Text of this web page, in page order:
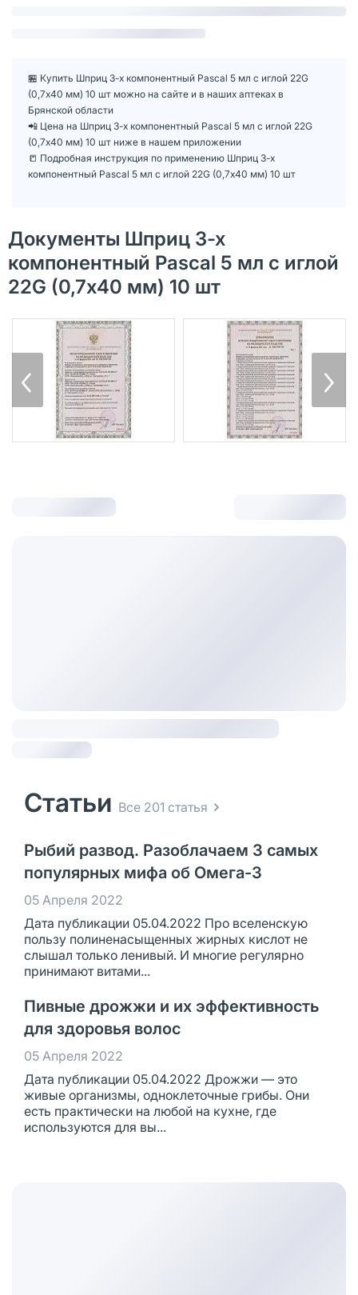
🏪 Купить Шприц 3-х компонентный Pascal 5 мл с иглой 22G
(0,7х40 мм) 10 шт можно на сайте и в наших аптеках в
Брянской области
📲 Цена на Шприц 3-х компонентный Pascal 5 мл с иглой 22G
(0,7х40 мм) 10 шт ниже в нашем приложении
📒 Подробная инструкция по применению Шприц 3-х
компонентный Pascal 5 мл с иглой 22G (0,7х40 мм) 10 шт
Документы Шприц 3-х
компонентный Pascal 5 мл с иглой
22G (0,7х40 мм) 10 шт
Статьи Все 201 статья
Рыбий развод. Разоблачаем 3 самых
популярных мифа об Омега-3
05 Апреля 2022
Дата публикации 05.04.2022 Про вселенскую
пользу полиненасыщенных жирных кислот не
слышал только ленивый. И многие регулярно
принимают витами...
Пивные дрожжи и их эффективность
для здоровья волос
05 Апреля 2022
Дата публикации 05.04.2022 Дрожжи — это
живые организмы, одноклеточные грибы. Они
есть практически на любой на кухне, где
используются для вы...